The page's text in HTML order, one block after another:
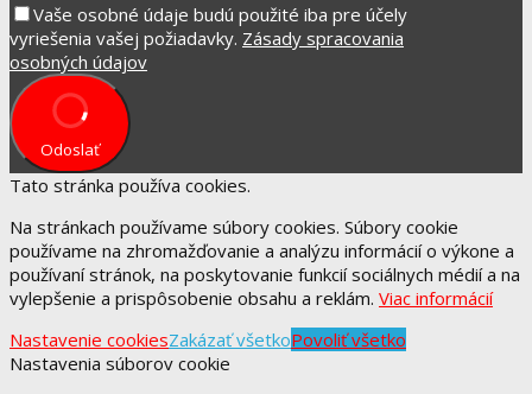
Vaše osobné údaje budú použité iba pre účely
vyriešenia vašej požiadavky. Zásady spracovania
osobných údajov
Odoslať
Tato stránka používa cookies.
Na stránkach používame súbory cookies. Súbory cookie
používame na zhromažďovanie a analýzu informácií o výkone a
používaní stránok, na poskytovanie funkcií sociálnych médií a na
vylepšenie a prispôsobenie obsahu a reklám. Viac informácií
Nastavenie cookiesZakázať všetkoPovoliť všetko
Nastavenia súborov cookie